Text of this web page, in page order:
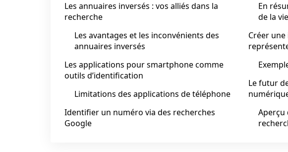
Les annuaires inversés : vos alliés dans la
recherche
Les avantages et les inconvénients des
annuaires inversés
Les applications pour smartphone comme
outils d’identification
Limitations des applications de téléphone
Identifier un numéro via des recherches
Google
En
de la
Créer
Le futur
Aperçu